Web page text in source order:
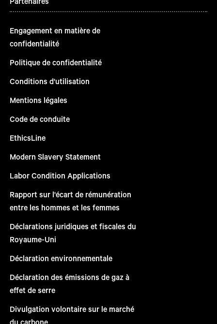
Engagement en matière de
confidentialité
Politique de confidentialité
Conditions d'utilisation
Mentions légales
Code de conduite
EthicsLine
Modern Slavery Statement
Labor Condition Applications
Rapport sur l'écart de rémunération
entre les hommes et les femmes
Déclarations juridiques et fiscales du
Royaume-Uni
Déclaration environnementale
Déclaration des émissions de gaz à
effet de serre
Divulgation volontaire sur le marché
du carbone